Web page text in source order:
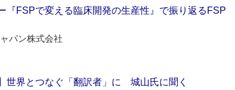
『FSPで変える臨床開発の生産性』で振り返るFSP
パン株式会社
世界とつなぐ「翻訳者」に 城山氏に聞く